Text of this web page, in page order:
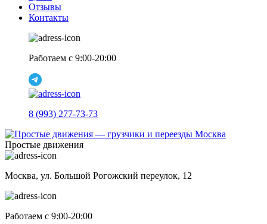
Отзывы
Контакты
Работаем с 9:00-20:00
8 (993) 277-73-73
Простые движения
Москва, ул. Большой Рогожский переулок, 12
Работаем с 9:00-20:00